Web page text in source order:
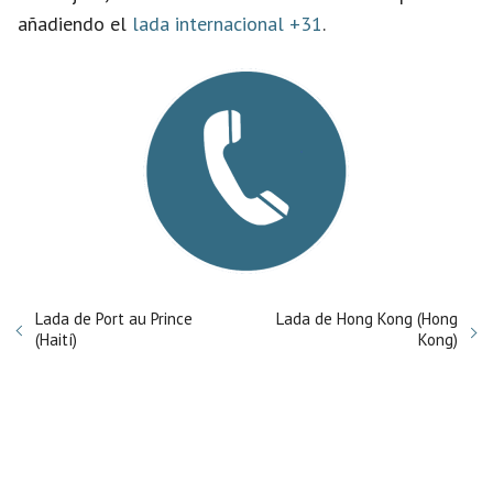
añadiendo el lada internacional +31.
Lada de Port au Prince
(Haití)
Lada de Hong Kong (Hong
Kong)